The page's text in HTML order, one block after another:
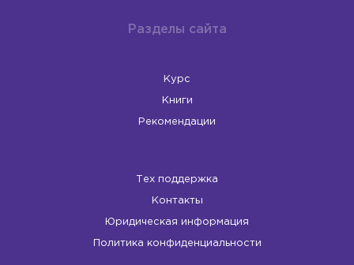
Разделы сайта
Курс
Книги
Рекомендации
Тех поддержка
Контакты
Юридическая информация
Политика конфиденциальности